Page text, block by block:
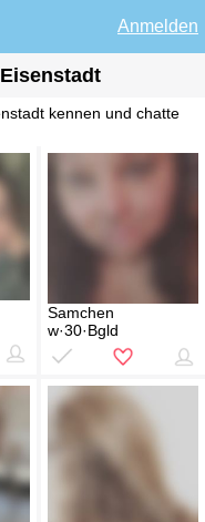
Anmelden
kennen und chatte
Samchen
w·30·Bgld